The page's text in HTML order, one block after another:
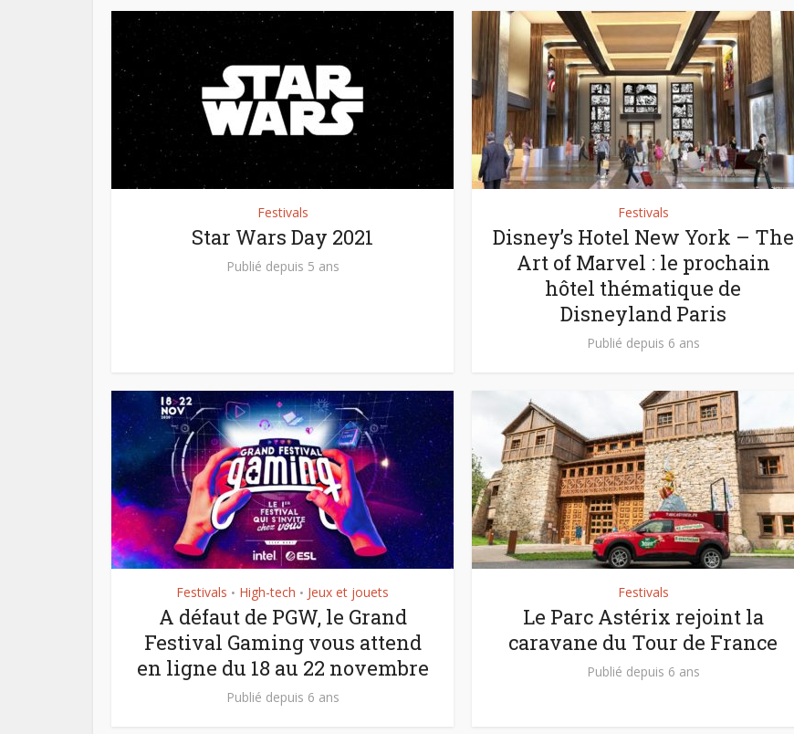
Festivals
Star Wars Day 2021
Publié depuis 5 ans
Festivals
Disney’s Hotel New York – The
Art of Marvel : le prochain
hôtel thématique de
Disneyland Paris
Publié depuis 6 ans
Festivals • High-tech • Jeux et jouets
A défaut de PGW, le Grand
Festival Gaming vous attend
en ligne du 18 au 22 novembre
Publié depuis 6 ans
Festivals
Le Parc Astérix rejoint la
caravane du Tour de France
Publié depuis 6 ans